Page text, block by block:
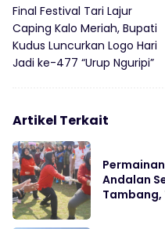
Final Festival Tari Lajur
Caping Kalo Meriah, Bupati
Kudus Luncurkan Logo Hari
Jadi ke-477 “Urup Nguripi”
Artikel Terkait
Andalan
Tambang,